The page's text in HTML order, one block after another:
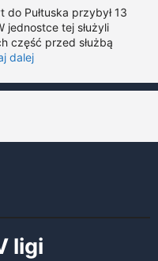
do Pułtuska przybył 13
jednostce tej służyli
część przed służbą
dalej
ligi